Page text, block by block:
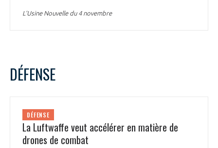
L’Usine Nouvelle du 4 novembre
DÉFENSE
DÉFENSE
La Luftwaffe veut accélérer en matière de
drones de combat